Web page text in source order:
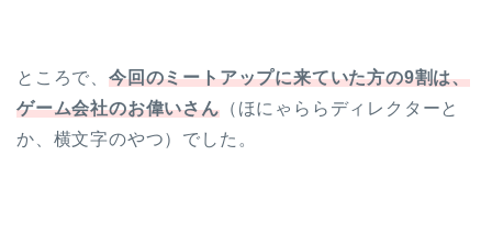
ところで、 今回のミートアップに来ていた方の9割は、
ゲーム会社のお偉いさん（ほにゃららディレクターと
か、横文字のやつ）でした。